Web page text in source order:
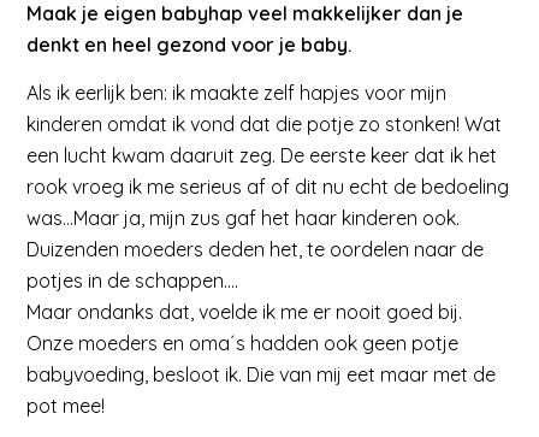
Maak je eigen babyhap veel makkelijker dan je
denkt en heel gezond voor je baby.
Als ik eerlijk ben: ik maakte zelf hapjes voor mijn
kinderen omdat ik vond dat die potje zo stonken! Wat
een lucht kwam daaruit zeg. De eerste keer dat ik het
rook vroeg ik me serieus af of dit nu echt de bedoeling
was…Maar ja, mijn zus gaf het haar kinderen ook.
Duizenden moeders deden het, te oordelen naar de
potjes in de schappen….
Maar ondanks dat, voelde ik me er nooit goed bij.
Onze moeders en oma´s hadden ook geen potje
babyvoeding, besloot ik. Die van mij eet maar met de
pot mee!